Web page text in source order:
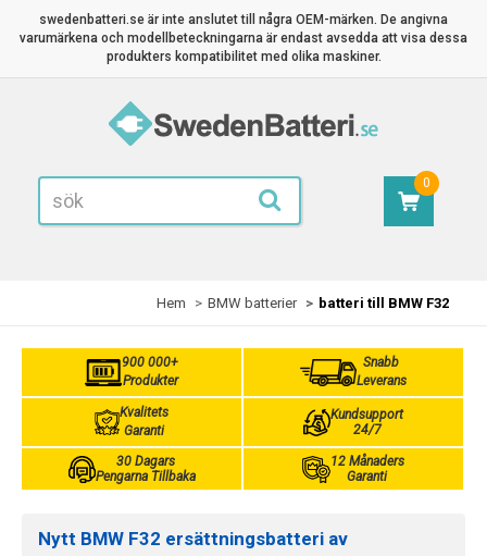
swedenbatteri.se är inte anslutet till några OEM-märken. De angivna
varumärkena och modellbeteckningarna är endast avsedda att visa dessa
produkters kompatibilitet med olika maskiner.
0
Hem BMW batterier batteri till BMW F32
900 000+
Produkter
Snabb
Leverans
Kvalitets
Garanti
Kundsupport
24/7
30 Dagars
Pengarna Tillbaka
12 Månaders
Garanti
Nytt BMW F32 ersättningsbatteri av